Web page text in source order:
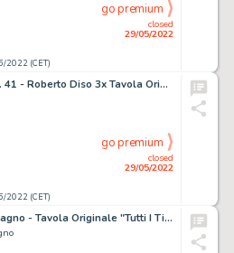
2022 (CET)
closed
29/05/2022
go premium
Mister No n. 41 - Roberto Diso 3x Tavola Originale "il mistero di Selva Preta" - Page volante - Exemplaire unique - (1978)
2022 (CET)
closed
29/05/2022
go premium
Mauro Rostagno - Tavola Originale "Tutti I Tiranni Debbono Morire!" - Page volante - Exemplaire unique